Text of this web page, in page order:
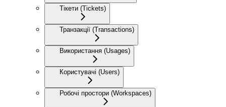
Тікети (Tickets)
Транзакції (Transactions)
Використання (Usages)
Користувачі (Users)
Робочі простори (Workspaces)